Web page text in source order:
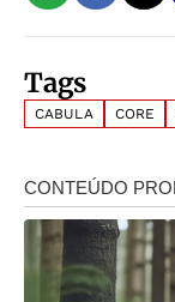
Tags
CABULA CORE